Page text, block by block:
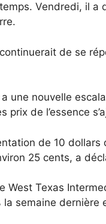
Vendredi, il a
de se
a une nouvelle
prix de l’essence
de 10
25 cents, a
West Texas
la semaine